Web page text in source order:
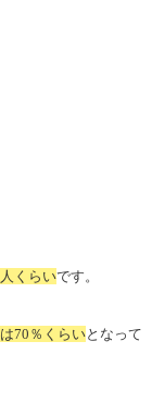
くらいです。
70％くらいとなって